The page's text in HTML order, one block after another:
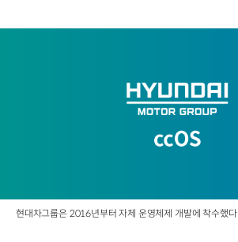
현대차그룹은 2016년부터 자체 운영체제 개발에 착수했다